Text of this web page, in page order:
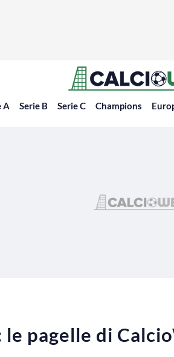
A Serie B Serie C Champions
pagelle di